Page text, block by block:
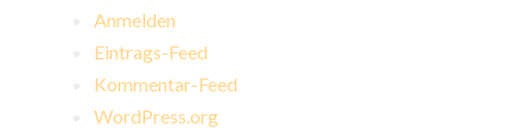
Anmelden
Eintrags-Feed
Kommentar-Feed
WordPress.org